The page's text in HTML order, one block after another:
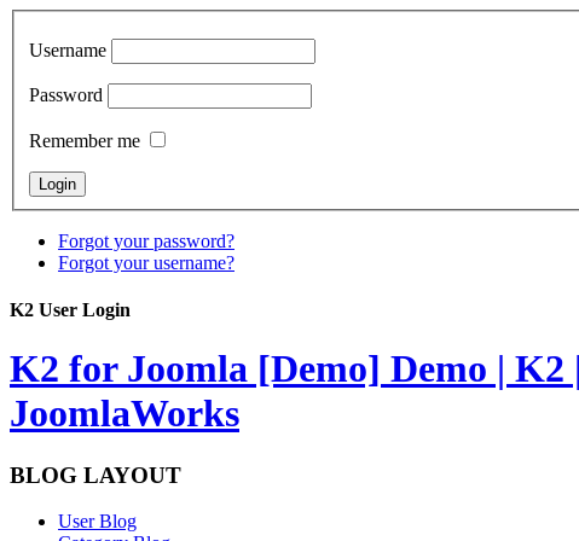
Username
Password
Remember me
Forgot your password?
Forgot your username?
K2 User Login
K2 for Joomla [Demo] Demo | K2
JoomlaWorks
BLOG LAYOUT
User Blog